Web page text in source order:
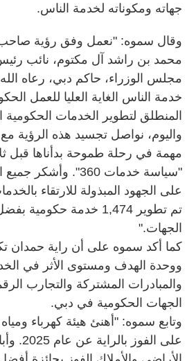
جهاته ومكوناته لخدمة الناس.
وقال سموه: "نعمل وفق رؤية
محمد بن راشد آل مكتوم، نائب
مجلس الوزراء، حاكم دبي، رعاه
خدمة الناس الغاية العليا للعمل
المنطلق لتطوير الخدمات الحكومية
واليوم، نواصل تجسيد هذه الرؤية
مهمة في رحلة طموحة بدأناها قبل
"سياسة خدمات 360".
على الجهود المبذولة للارتقاء
تم تطوير 1,474 خدمة
الجهات."
كما أكد سموه على أن راية حمدان
ووحدة الهدف ومستوى الأثر في
والمبادرات المشتركة والتجارب
الجهات الحكومية في دبي.
وتابع سموه: "أهنئ هيئة كهرباء
على